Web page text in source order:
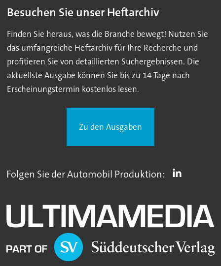
Besuchen Sie unser Heftarchiv
Finden Sie heraus, was die Branche bewegt! Nutzen Sie
das umfangreiche Heftarchiv für Ihre Recherche und
profitieren Sie von detaillierten Suchergebnissen. Die
aktuellste Ausgabe können Sie bis zu 14 Tage nach
Erscheinungstermin kostenlos lesen.
Zu den Ausgaben
Folgen Sie der Automobil Produktion: